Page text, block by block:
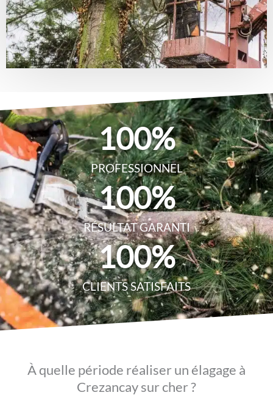
PROFESSIONNEL
100%
RÉSULTAT GARANTI
100%
CLIENTS SATISFAITS
100%
À quelle période réaliser un élagage à
Crezancay sur cher ?